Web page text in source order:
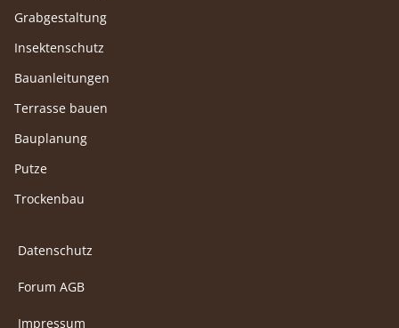
Grabgestaltung
Insektenschutz
Bauanleitungen
Terrasse bauen
Bauplanung
Putze
Trockenbau
Datenschutz
Forum AGB
Impressum